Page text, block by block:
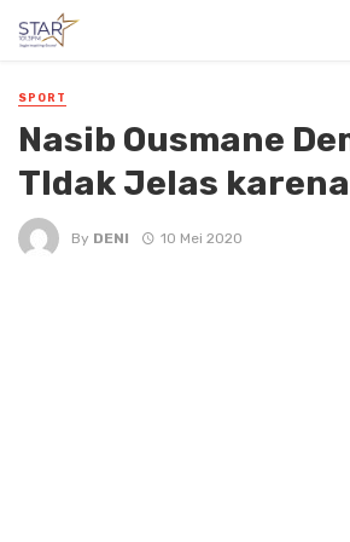
SPORT
Nasib Ousmane
TIdak Jelas
By DENI 10 Mei 2020